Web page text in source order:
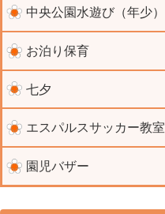
中央公園水遊び（年少）
お泊り保育
七夕
エスパルスサッカー教室
園児バザー